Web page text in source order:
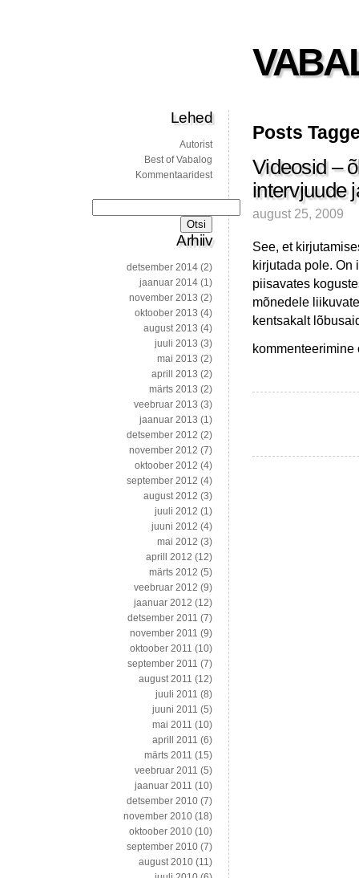
Posts
Videosid –
intervjuude
august 25, 2009
See, et
kirjutada pole. On
piisavates
mõnedele
kentsakalt
Videosid
lahkamiste,
Lehed
Autorist
Best of Vabalog
Kommentaaridest
Arhiiv
detsember 2014 (2)
jaanuar 2014 (1)
november 2013 (2)
oktoober 2013 (4)
august 2013 (4)
juuli 2013 (3)
mai 2013 (2)
aprill 2013 (2)
märts 2013 (2)
veebruar 2013 (3)
jaanuar 2013 (1)
detsember 2012 (2)
november 2012 (7)
oktoober 2012 (4)
september 2012 (4)
august 2012 (3)
juuli 2012 (1)
juuni 2012 (4)
mai 2012 (3)
aprill 2012 (12)
märts 2012 (5)
veebruar 2012 (9)
jaanuar 2012 (12)
detsember 2011 (7)
november 2011 (9)
oktoober 2011 (10)
september 2011 (7)
august 2011 (12)
juuli 2011 (8)
juuni 2011 (5)
mai 2011 (10)
aprill 2011 (6)
märts 2011 (15)
veebruar 2011 (5)
jaanuar 2011 (10)
detsember 2010 (7)
november 2010 (18)
oktoober 2010 (10)
september 2010 (7)
august 2010 (11)